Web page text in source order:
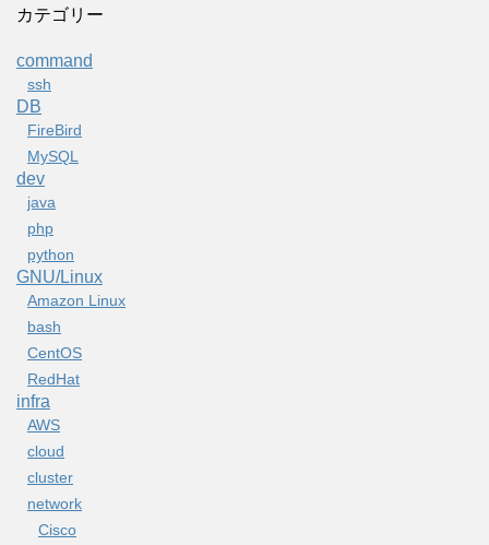
カテゴリー
command
ssh
DB
FireBird
MySQL
dev
java
php
python
GNU/Linux
Amazon Linux
bash
CentOS
RedHat
infra
AWS
cloud
cluster
network
Cisco